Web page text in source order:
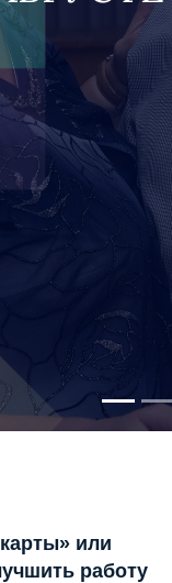
или
работу